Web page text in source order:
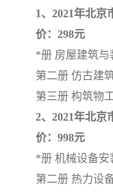
1、2021年北京
价：298元
*册 房屋建筑与
第二册 仿古建
第三册 构筑物
2、2021年北
价：998元
*册 机械设备安
第二册 热力设
江苏省建设工程
四川省清单定额
云南省建设工程预
陕西省水利工程
冶金工业建设工程
天津建设工程预